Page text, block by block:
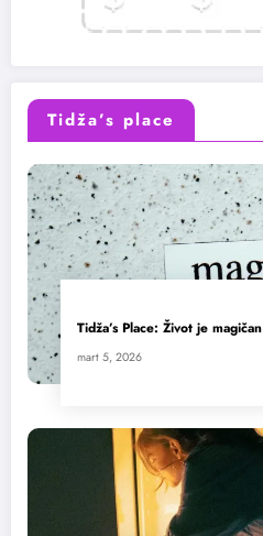
Tidža’s place
Tidža’s Place: Život je magičan
mart 5, 2026